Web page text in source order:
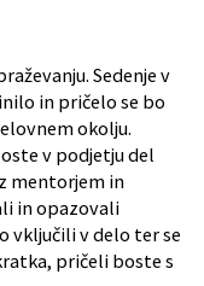
Sedenje v
in pričelo se bo
okolju.
v podjetju del
mentorjem in
in opazovali
vključili v delo ter se
pričeli boste s